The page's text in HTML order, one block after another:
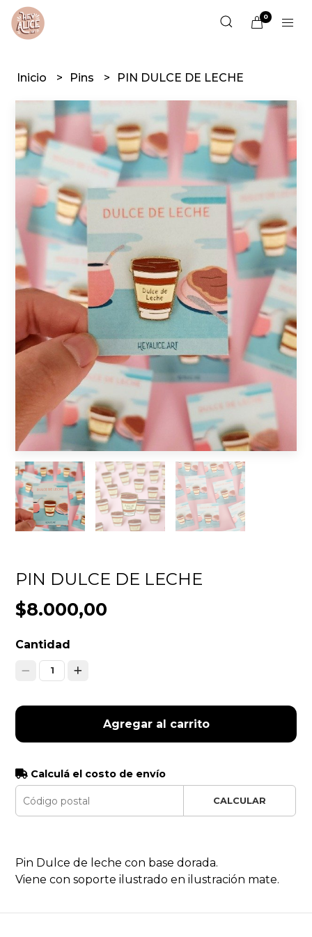
0
Inicio Pins PIN DULCE DE LECHE
PIN DULCE DE LECHE
$8.000,00
Cantidad
1
Agregar al carrito
Calculá el costo de envío
CALCULAR
Pin Dulce de leche con base dorada.
Viene con soporte ilustrado en ilustración mate.